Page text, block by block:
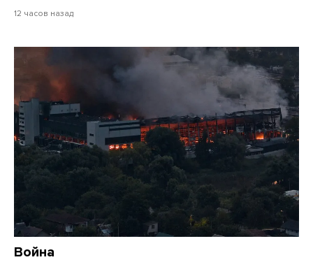
12 часов назад
Война